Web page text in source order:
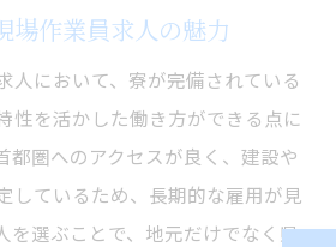
場作業員求人の魅力
人において、寮が完備されている
性を活かした働き方ができる点に
都圏へのアクセスが良く、建設や
しているため、長期的な雇用が見
を選ぶことで、地元だけでなく県